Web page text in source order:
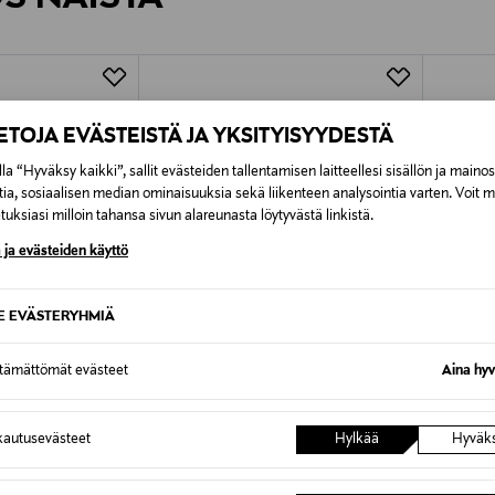
EVÄSTEISTÄ JA YKSITYISYYDESTÄ
“Hyväksy kaikki”, sallit evästeiden tallentamisen laitteellesi sisällön ja
sosiaalisen median ominaisuuksia sekä liikenteen analysointia varten. Voit
milloin tahansa sivun alareunasta löytyvästä linkistä.
ja evästeiden käyttö
EVÄSTERYHMIÄ
evästeet Aina
Hylkää
Alk. 6,90 €, kun toimitus on
The